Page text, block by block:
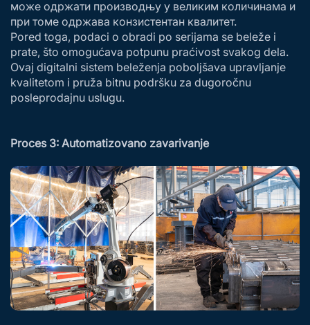
може одржати производњу у великим количинама и
при томе одржава конзистентан квалитет.
Pored toga, podaci o obradi po serijama se beleže i
prate, što omogućava potpunu praćivost svakog dela.
Ovaj digitalni sistem beleženja poboljšava upravljanje
kvalitetom i pruža bitnu podršku za dugoročnu
posleprodajnu uslugu.
Proces 3: Automatizovano zavarivanje